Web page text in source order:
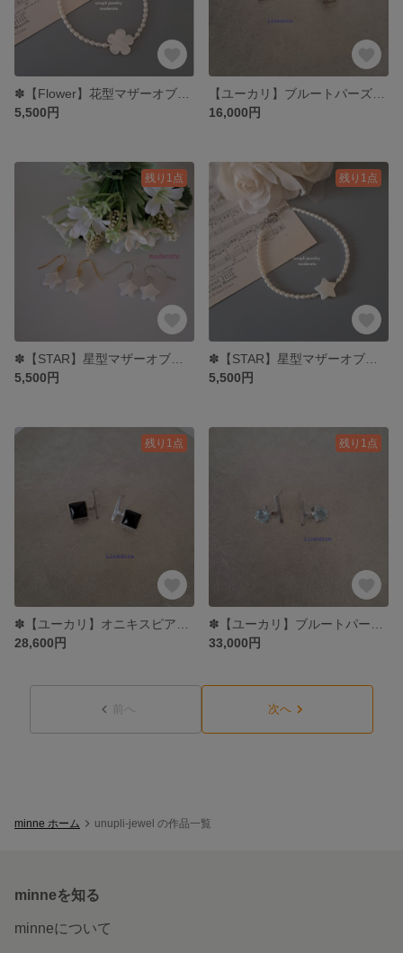
5,500円
16,000円
残り1点
5,500円
残り1点
5,500円
残り1点
28,600円
残り1点
33,000円
前へ 次へ
minne ホーム unupli-jewel の作品一覧
minneを知る
minneについて